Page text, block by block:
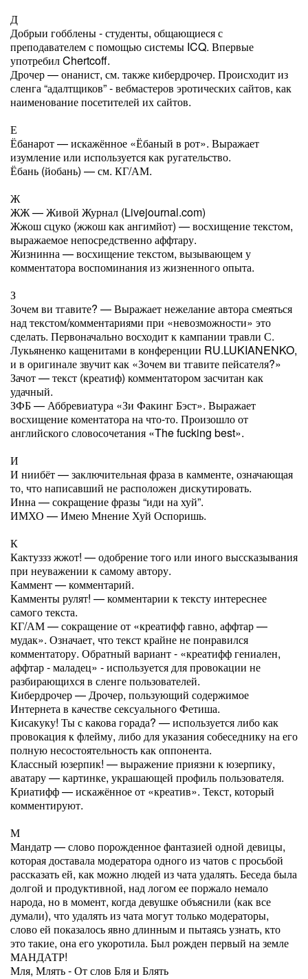
Д
Добрыи гобблены - студенты, общающиеся с
преподавателем с помощью системы ICQ. Впервые
употребил Chertcoff.
Дрочер — онанист, см. также кибердрочер. Происходит из
сленга “адалтщиков” - вебмастеров эротических сайтов, как
наименование посетителей их сайтов.
Е
Ёбанарот — искажённое «Ёбаный в рот». Выражает
изумление или используется как ругательство.
Ёбань (йобань) — см. КГ/АМ.
Ж
ЖЖ — Живой Журнал (Livejournal.com)
Жжош сцуко (жжош как ангимйот) — восхищение текстом,
выражаемое непосредственно аффтару.
Жизнинна — восхищение текстом, вызывающем у
комментатора воспоминания из жизненного опыта.
З
Зочем ви тгавите? — Выражает нежелание автора смеяться
над текстом/комментариями при «невозможности» это
сделать. Первоначально восходит к кампании травли С.
Лукьяненко кащенитами в конференции RU.LUKIANENKO,
и в оригинале звучит как «Зочем ви тгавите пейсателя?»
Зачот — текст (креатиф) комментатором засчитан как
удачный.
ЗФБ — Аббревиатура «Зи Факинг Бэст». Выражает
восхищение коментатора на что-то. Произошло от
английского словосочетания «The fucking best».
И
И ниибёт — заключительная фраза в камменте, означающая
то, что написавший не расположен дискутировать.
Инна — сокращение фразы “иди на хуй”.
ИМХО — Имею Мнение Хуй Оспоришь.
К
Кактуззз жжот! — одобрение того или иного выссказывания
при неуважении к самому автору.
Каммент — комментарий.
Камменты рулят! — комментарии к тексту интереснее
самого текста.
КГ/АМ — сокращение от «креатифф гавно, аффтар —
мудак». Означает, что текст крайне не понравился
комментатору. Обратный вариант - «креатифф гениален,
аффтар - маладец» - используется для провокации не
разбирающихся в сленге пользователей.
Кибердрочер — Дрочер, пользующий содержимое
Интернета в качестве сексуального Фетиша.
Кисакуку! Ты с какова горада? — используется либо как
провокация к флейму, либо для указания собеседнику на его
полную несостоятельность как оппонента.
Классный юзерпик! — выражение приязни к юзерпику,
аватару — картинке, украшающей профиль пользователя.
Криатифф — искажённое от «креатив». Текст, который
комментируют.
М
Мандатр — слово порожденное фантазией одной девицы,
которая доставала модератора одного из чатов с просьбой
рассказать ей, как можно людей из чата удалять. Беседа была
долгой и продуктивной, над логом ее поржало немало
народа, но в момент, когда девушке объяснили (как все
думали), что удалять из чата могут только модераторы,
слово ей показалось явно длинным и пытаясь узнать, кто
это такие, она его укоротила. Был рожден первый на земле
МАНДАТР!
Мля, Млять - От слов Бля и Блять